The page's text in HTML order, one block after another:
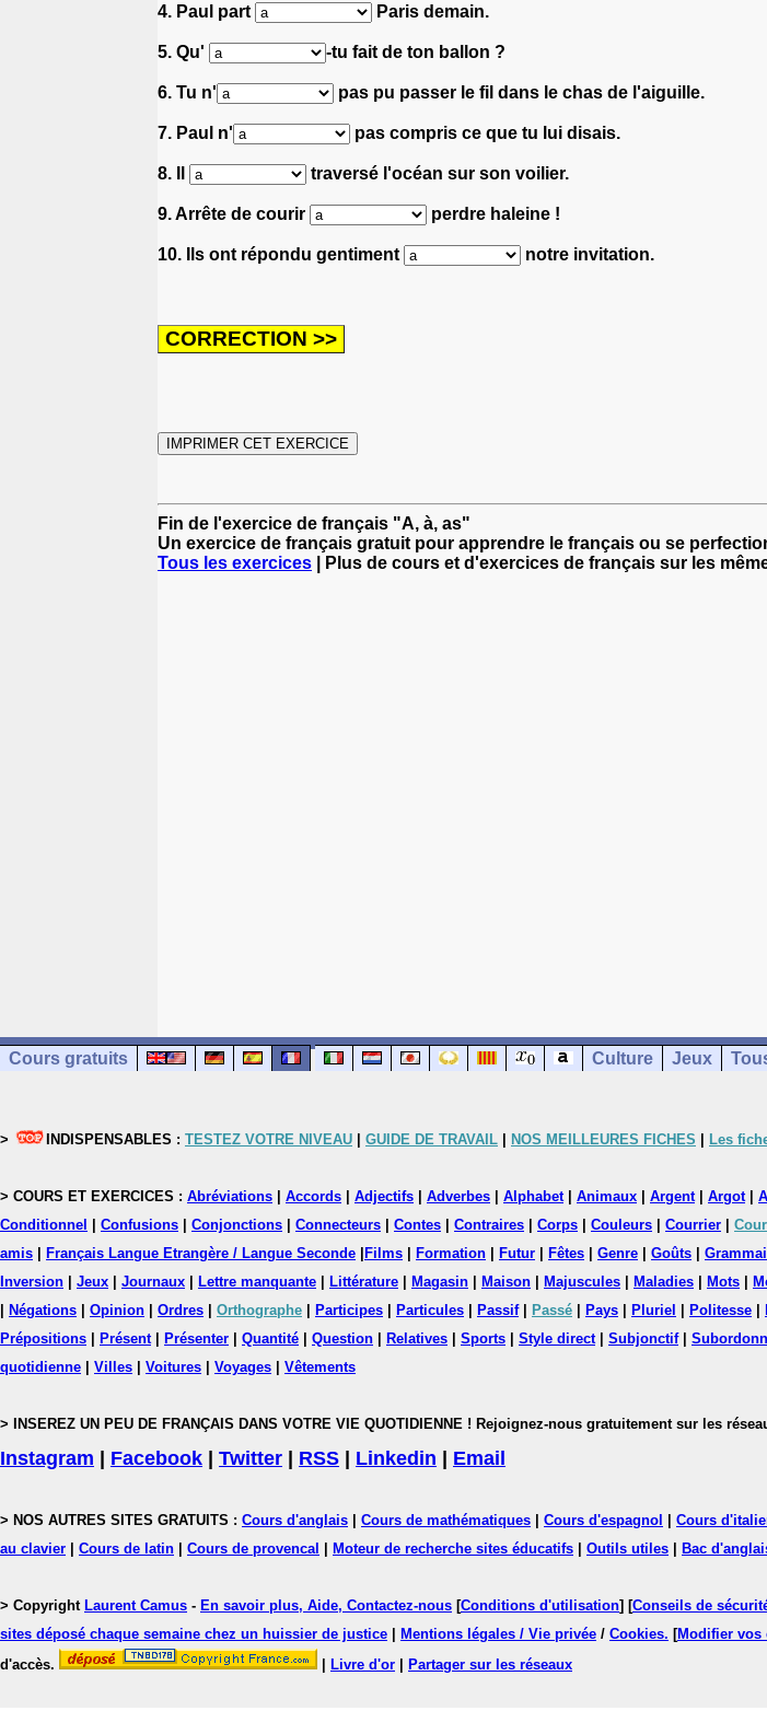
4. Paul part Paris demain.
5. Qu' -tu fait de ton ballon ?
6. Tu n' pas pu passer le fil dans le chas de l'aiguille.
7. Paul n' pas compris ce que tu lui disais.
8. Il traversé l'océan sur son voilier.
9. Arrête de courir perdre haleine !
10. Ils ont répondu gentiment notre invitation.
Fin de l'exercice de français "A, à, as"
Un exercice de français gratuit pour apprendre le français ou se
Tous les exercices | Plus de cours et d'exercices de français sur les
Cours gratuits Culture Jeux
> INDISPENSABLES : TESTEZ VOTRE NIVEAU GUIDE DE TRAVAIL NOS MEILLEURES FICHES Les
> COURS ET EXERCICES : Abréviations Accords Adjectifs Adverbes Alphabet| Animaux Argent| Argot|
Conditionnel
Confusions Conjonctions Connecteurs Contes Contraires Corps Couleurs Courrier
amis
Français Langue Etrangère / Langue Seconde Films Formation Futur Fêtes Genre Goûts
Inversion
Jeux Journaux Lettre manquante Littérature Magasin Maison Majuscules Maladies Mots
Négations Opinion Ordres Orthographe Participes Particules Passif| Passé Pays Pluriel Politesse
Prépositions
Présent| Présenter Quantité Question Relatives Sports Style direct| Subjonctif|
quotidienne
Villes Voitures Voyages Vêtements
> INSEREZ UN PEU DE FRANÇAIS DANS VOTRE VIE QUOTIDIENNE ! Rejoignez-nous gratuitement sur les
Instagram Facebook Twitter RSS Linkedin Email
> NOS AUTRES SITES GRATUITS : Cours d'anglais Cours de mathématiques Cours d'espagnol Cours
au clavier
Cours de latin Cours de provencal Moteur de recherche sites éducatifs Outils utiles Bac
> Copyright Laurent Camus - En savoir plus, Aide, Contactez-nous [Conditions d'utilisation] [Conseils de
sites déposé chaque semaine chez un huissier de justice
Mentions légales / Vie privée / Cookies. [Modifier vos
d'accès.
Livre d'or Partager sur les réseaux